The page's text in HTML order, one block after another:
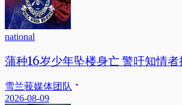
national
蒲种16岁少年坠楼身亡 警吁知情
雪兰莪媒体团队
2026-08-09